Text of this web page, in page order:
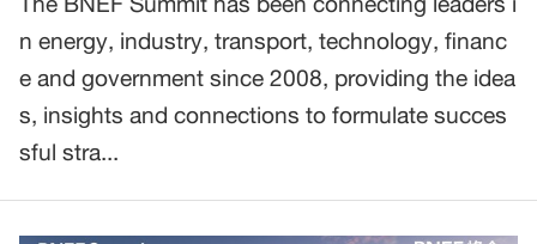
n energy, industry, transport, technology, financ
e and government since 2008, providing the idea
s, insights and connections to formulate succes
sful stra...